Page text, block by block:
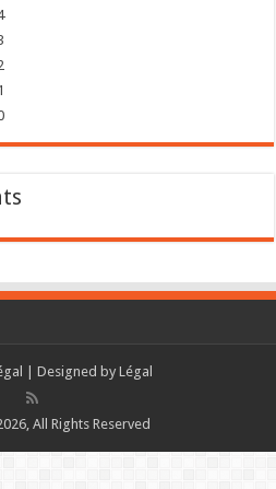
| Designed by Légal
All Rights Reserved